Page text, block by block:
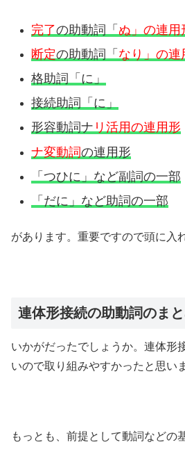
完了の助動詞「 ぬ」の連用
断定の助動詞「 なり」の連
格助詞「に」
接続助詞「に」
形容動詞ナ リ活用の連用形
ナ変動詞の連用形
「つひに」など副詞の一部
「だに」など助詞の一部
があります。重要ですので頭に入
連体形接続の助動詞のま
いかがだったでしょうか。連体形
いので取り組みやすかったと思い
もっとも、前提として動詞などの